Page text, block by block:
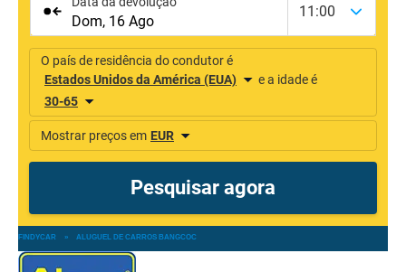
FINDYCAR » ALUGUEL DE CARROS BANGCOC